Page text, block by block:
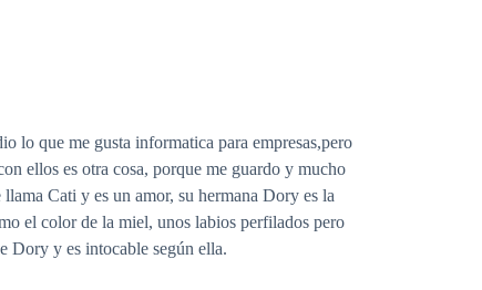
lo que me gusta informatica para empresas,pero
ellos es otra cosa, porque me guardo y mucho
Cati y es un amor, su hermana Dory es la
el color de la miel, unos labios perfilados pero
Dory y es intocable según ella.